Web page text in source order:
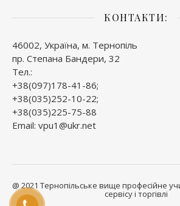
КОНТАКТИ:
46002, Україна, м. Тернопіль
пр. Степана Бандери, 32
Тел.:
+38(097)178-41-86;
+38(035)252-10-22;
+38(035)225-75-88
Email: vpu1@ukr.net
@ 2021 Тернопільське вище професійне
сервісу і торгівлі